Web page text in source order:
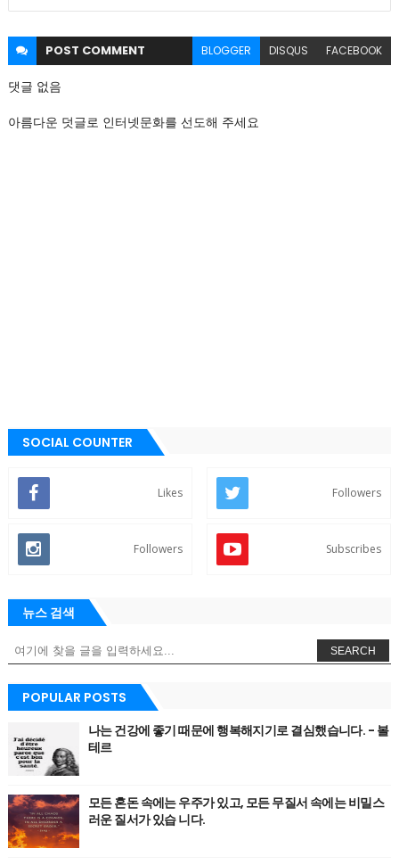
POST COMMENT BLOGGER DISQUS FACEBOOK
댓글 없음
아름다운 덧글로 인터넷문화를 선도해 주세요
SOCIAL COUNTER
Likes Followers
Followers Subscribes
뉴스 검색
SEARCH
POPULAR POSTS
나는 건강에 좋기 때문에 행복해지기로 결심했습니다. - 볼
테르
모든 혼돈 속에는 우주가 있고, 모든 무질서 속에는 비밀스
러운 질서가 있습 니다.